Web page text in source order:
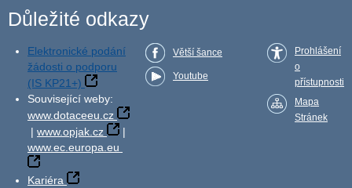
Důležité odkazy
Elektronické podání
žádosti o podporu
(IS KP21+)
Související weby:
www.dotaceeu.cz
| www.opjak.cz
|
www.ec.europa.eu
Kariéra
Větší šance
Youtube
Prohlášení
o
přístupnosti
Mapa
Stránek